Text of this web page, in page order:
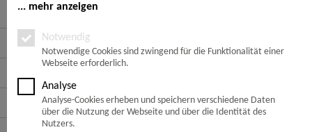
Ihrem Endgerät gespeichert und/oder von Ihrem Endgerät abgerufen
Notwendige Cookies, Analyse-, Marketing- und Statistik-Cookies. Bei den
notwendigen Cookies handelt es sich um solche, die technisch notwendig
sind, um den von Ihnen gewünschten Dienst bereitzustellen, die übrigen
Cookies werden nur auf Grund einer von Ihnen erteilten Einwilligung
gesetzt. Die Einwilligung ist freiwillig. Personen, die das 16. Lebensjahr
noch nicht vollendet haben, benötigen die Zustimmung der
Sorgeberechtigten. Sie können Ihre Entscheidung jederzeit mit Wirkung
mehr anzeigen
Notwendig
Notwendige Cookies sind zwingend für die Funktionalität einer
Webseite erforderlich.
Analyse
Analyse-Cookies erheben und speichern verschiedene Daten
über die Nutzung der Webseite und über die Identität des
Nutzers.
Hier finden Sie uns
Service Hotline
Informationen